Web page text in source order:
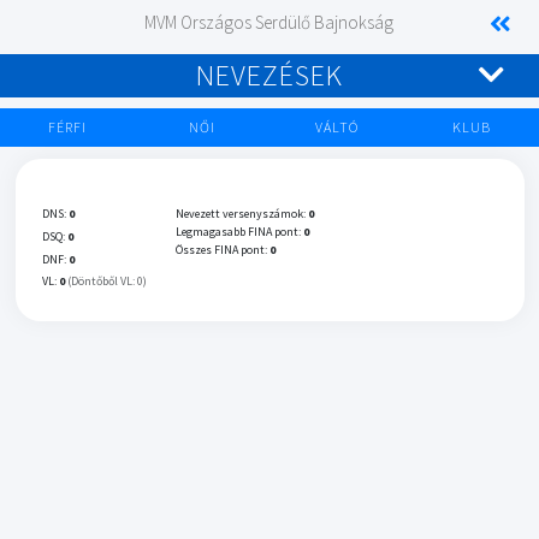
MVM Országos Serdülő Bajnokság
NEVEZÉSEK
FÉRFI NŐI VÁLTÓ KLUB
DNS: 0
DSQ: 0
DNF: 0
VL: 0 (Döntőből VL: 0)
Nevezett versenyszámok: 0
Legmagasabb FINA pont: 0
Összes FINA pont: 0